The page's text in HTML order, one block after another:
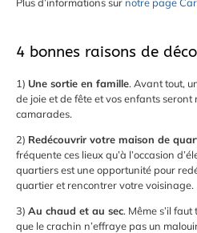
4 bonnes raisons de
1) Une sortie en famille. Avant tout,
de joie et de fête et vos enfants seront
camarades.
2) Redécouvrir votre maison de
fréquente ces lieux qu’à l’occasion
quartiers est une opportunité pour
quartier et rencontrer votre voisinage.
3) Au chaud et au sec. Même s’il
que le crachin n’effraye pas un